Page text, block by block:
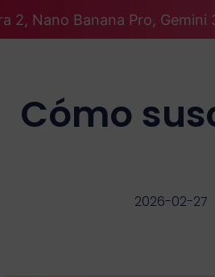
2, Nano Banana Pro,
Cómo
2026-02-27